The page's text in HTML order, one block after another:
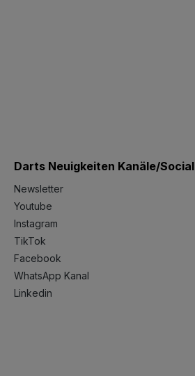
Darts Neuigkeiten Kanäle/Social
Newsletter
Youtube
Instagram
TikTok
Facebook
WhatsApp Kanal
Linkedin